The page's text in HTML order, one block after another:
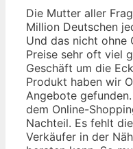
Die Mutter aller
Million Deutschen
Und das nicht ohne
Preise sehr oft viel
Geschäft um die
Produkt haben wir
Angebote
dem Online-
Nachteil. Es fehlt
Verkäufer in der